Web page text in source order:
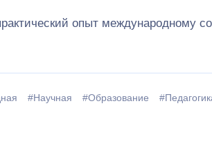
опыт международному
#Научная #Образование